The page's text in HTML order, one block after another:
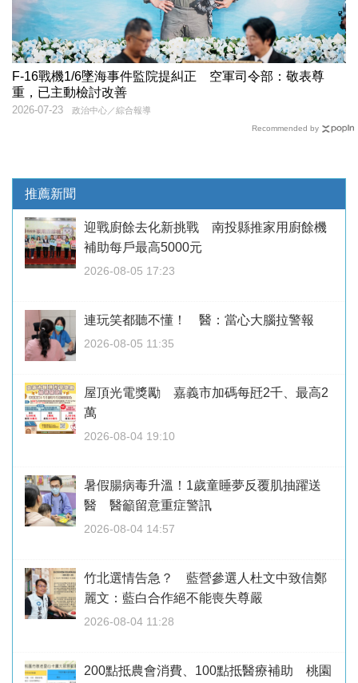
F-16戰機1/6墜海事件監院提糾正 空軍司令部：敬表尊
重，已主動檢討改善
政治中心／綜合報導
2026-07-23
Recommended by
推薦新聞
迎戰廚餘去化新挑戰 南投縣推家用廚餘機
補助每戶最高5000元
2026-08-05 17:23
連玩笑都聽不懂！ 醫：當心大腦拉警報
2026-08-05 11:35
屋頂光電獎勵 嘉義市加碼每瓩2千、最高2
萬
2026-08-04 19:10
暑假腸病毒升溫！1歲童睡夢反覆肌抽躍送
醫 醫籲留意重症警訊
2026-08-04 14:57
竹北選情告急？ 藍營參選人杜文中致信鄭
麗文：藍白合作絕不能喪失尊嚴
2026-08-04 11:28
200點抵農會消費、100點抵醫療補助 桃園